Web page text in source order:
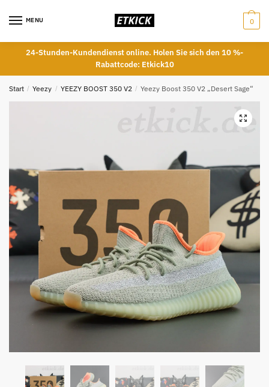
MENU 0
24-Stunden-Kundendienst online. Holen Sie sich den 10 %-
Rabattcode: Etkick10
Start / Yeezy / YEEZY BOOST 350 V2 / Yeezy Boost 350 V2 „Desert Sage“